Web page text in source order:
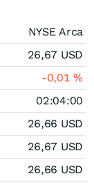
NYSE Arca
26,67 USD
-0,01%
02:04:00
26,66 USD
26,67 USD
26,66 USD